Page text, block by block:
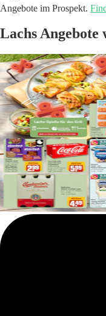
Angebote im Prospekt.
Lachs